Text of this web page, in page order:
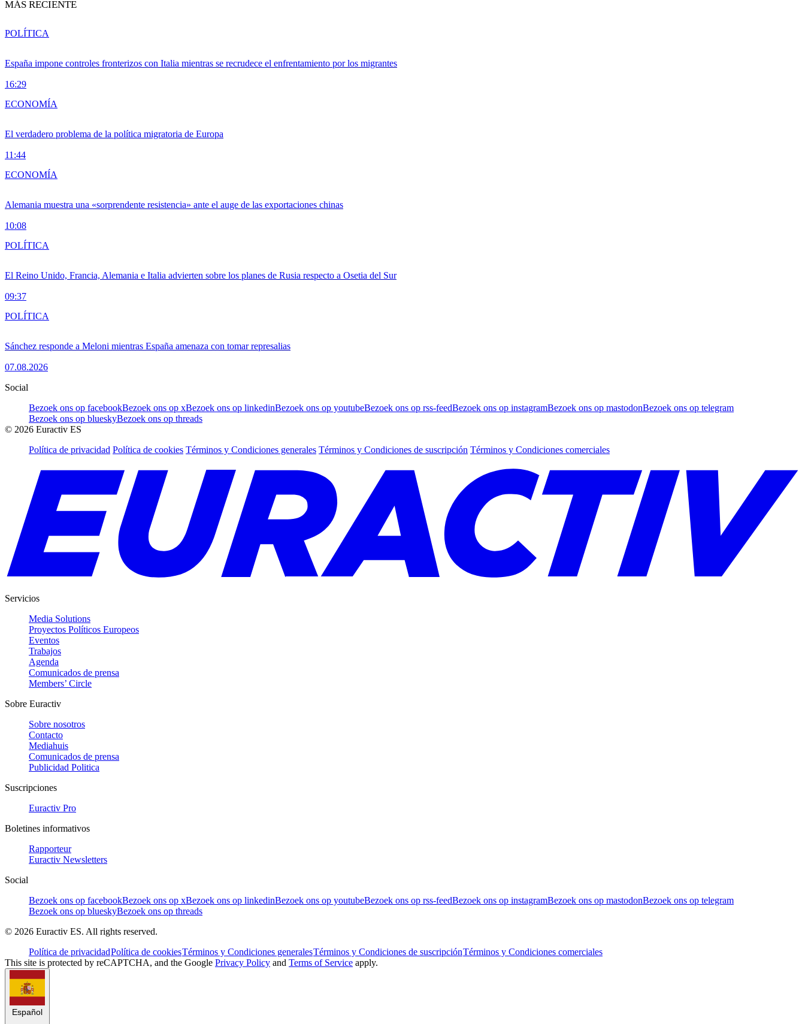
MÁS RECIENTE
España impone controles fronterizos con Italia mientras se recrudece el enfrentamiento por los migrantes
16:29
POLÍTICA
El verdadero problema de la política migratoria de Europa
11:44
ECONOMÍA
Alemania muestra una «sorprendente resistencia» ante el auge de las exportaciones chinas
10:08
ECONOMÍA
El Reino Unido, Francia, Alemania e Italia advierten sobre los planes de Rusia respecto a Osetia del Sur
09:37
POLÍTICA
Sánchez responde a Meloni mientras España amenaza con tomar represalias
07.08.2026
POLÍTICA
Social
Bezoek ons op facebookBezoek ons op xBezoek ons op linkedinBezoek ons op youtubeBezoek ons op rss-feedBezoek ons op instagramBezoek ons op mastodonBezoek ons op telegram
Bezoek ons op blueskyBezoek ons op threads
© 2026 Euractiv ES
Política de privacidad Política de cookies Términos y Condiciones generales Términos y Condiciones de suscripción Términos y Condiciones comerciales
Servicios
Media Solutions
Proyectos Políticos Europeos
Eventos
Trabajos
Agenda
Comunicados de prensa
Members’ Circle
Sobre Euractiv
Sobre nosotros
Contacto
Mediahuis
Comunicados de prensa
Publicidad Politica
Suscripciones
Euractiv Pro
Boletines informativos
Rapporteur
Euractiv Newsletters
Social
Bezoek ons op facebookBezoek ons op xBezoek ons op linkedinBezoek ons op youtubeBezoek ons op rss-feedBezoek ons op instagramBezoek ons op mastodonBezoek ons op telegram
Bezoek ons op blueskyBezoek ons op threads
© 2026 Euractiv ES. All rights reserved.
Política de privacidadPolítica de cookiesTérminos y Condiciones generalesTérminos y Condiciones de suscripciónTérminos y Condiciones comerciales
This site is protected by reCAPTCHA, and the Google Privacy Policy and Terms of Service apply.
Español